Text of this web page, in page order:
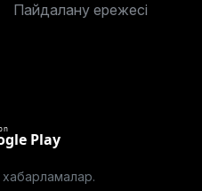
Пайдалану ережесі
Play
хабарламалар.